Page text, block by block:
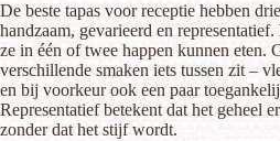
De beste tapas voor receptie hebben
handzaam, gevarieerd en
ze in één of twee happen kunnen eten.
verschillende smaken iets tussen zit –
en bij voorkeur ook een paar
Representatief betekent dat het geheel
zonder dat het stijf wordt.